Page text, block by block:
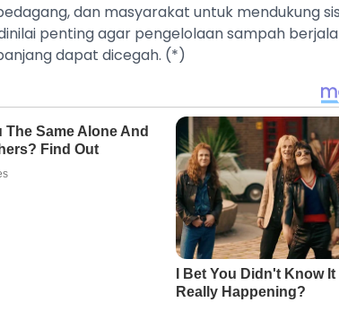
dan masyarakat untuk mendukung
penting agar pengelolaan sampah
dapat dicegah. (*)